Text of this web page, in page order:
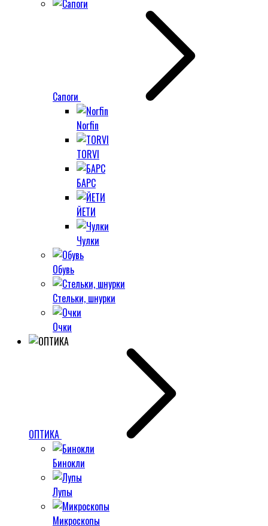
Сапоги
Norfin
TORVI
БАРС
ЙЕТИ
Чулки
Обувь
Стельки, шнурки
Очки
ОПТИКА
Бинокли
Лупы
Микроскопы